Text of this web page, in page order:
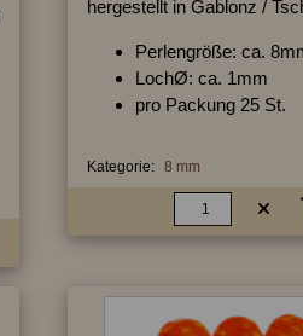
hergestellt in Gablonz /
Perlengröße: ca.
LochØ: ca. 1mm
pro Packung 25 St.
Kategorie: 8 mm